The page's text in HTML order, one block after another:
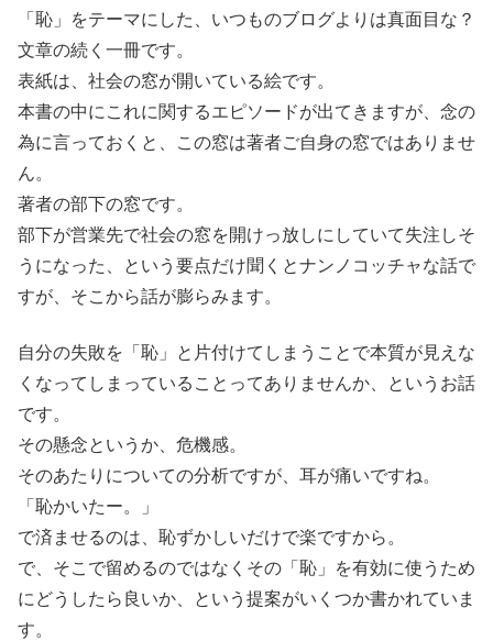
「恥」をテーマにした、いつものブログよりは真面目な？
文章の続く一冊です。
表紙は、社会の窓が開いている絵です。
本書の中にこれに関するエピソードが出てきますが、念の
為に言っておくと、この窓は著者ご自身の窓ではありませ
ん。
著者の部下の窓です。
部下が営業先で社会の窓を開けっ放しにしていて失注しそ
うになった、という要点だけ聞くとナンノコッチャな話で
すが、そこから話が膨らみます。
自分の失敗を「恥」と片付けてしまうことで本質が見えな
くなってしまっていることってありませんか、というお話
です。
その懸念というか、危機感。
そのあたりについての分析ですが、耳が痛いですね。
「恥かいたー。」
で済ませるのは、恥ずかしいだけで楽ですから。
で、そこで留めるのではなくその「恥」を有効に使うため
にどうしたら良いか、という提案がいくつか書かれていま
す。